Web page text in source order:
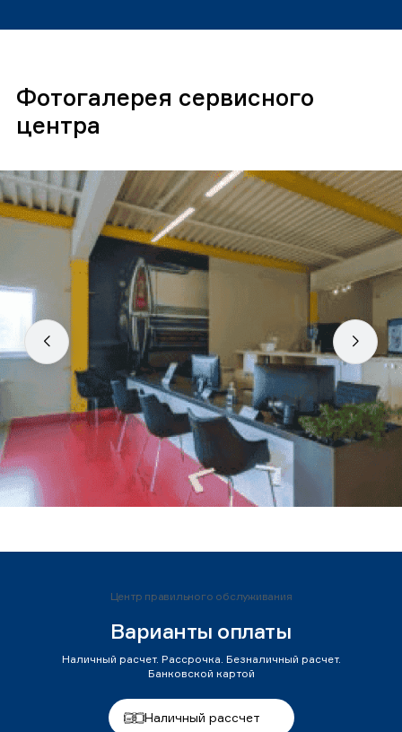
Фотогалерея сервисного
центра
Центр правильного обслуживания
Варианты оплаты
Наличный расчет. Рассрочка. Безналичный расчет.
Банковской картой
Наличный рассчет